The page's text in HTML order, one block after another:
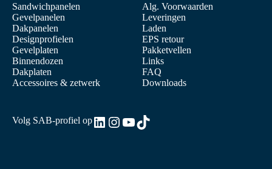
Sandwichpanelen
Gevelpanelen
Dakpanelen
Designprofielen
Gevelplaten
Binnendozen
Dakplaten
Accessoires & zetwerk
Alg. Voorwaarden
Leveringen
Laden
EPS retour
Pakketvellen
Links
FAQ
Downloads
Volg SAB-profiel opLinkedIn
Instagram
YouTube
TikTok